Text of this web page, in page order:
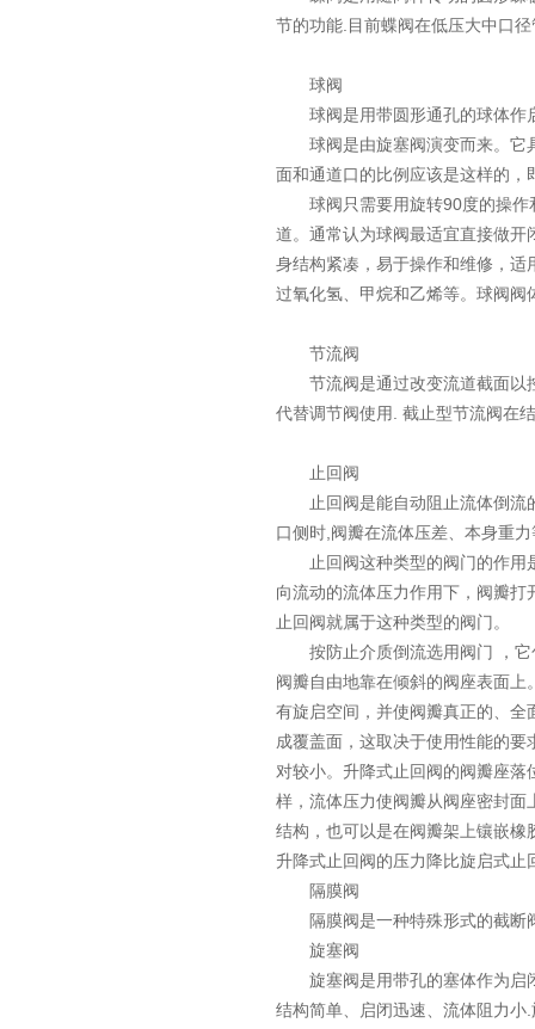
节的功能.目前蝶阀在低压大中口
球阀
球阀是用带圆形通孔的球体作
球阀是由旋塞阀演变而来。它
面和通道口的比例应该是这样的
球阀只需要用旋转90度的操作
道。通常认为球阀最适宜直接做
身结构紧凑，易于操作和维修，
过氧化氢、甲烷和乙烯等。球阀
节流阀
节流阀是通过改变流道截面以
代替调节阀使用. 截止型节流阀在
止回阀
止回阀是能自动阻止流体倒流
口侧时,阀瓣在流体压差、本身重
止回阀这种类型的阀门的作用是
向流动的流体压力作用下，阀瓣
止回阀就属于这种类型的阀门。
按防止介质倒流选用阀门 ，它
阀瓣自由地靠在倾斜的阀座表面
有旋启空间，并使阀瓣真正的、
成覆盖面，这取决于使用性能的
对较小。升降式止回阀的阀瓣座
样，流体压力使阀瓣从阀座密封
结构，也可以是在阀瓣架上镶嵌
升降式止回阀的压力降比旋启式
隔膜阀
隔膜阀是一种特殊形式的截断
旋塞阀
旋塞阀是用带孔的塞体作为启
结构简单、启闭迅速、流体阻力